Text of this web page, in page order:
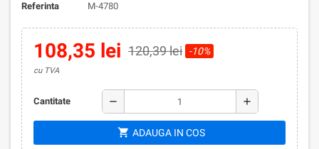
Referinta
M-4780
108,35 lei 120,39 lei -10%
cu TVA
Cantitate remove add
shopping_cart ADAUGA IN COS